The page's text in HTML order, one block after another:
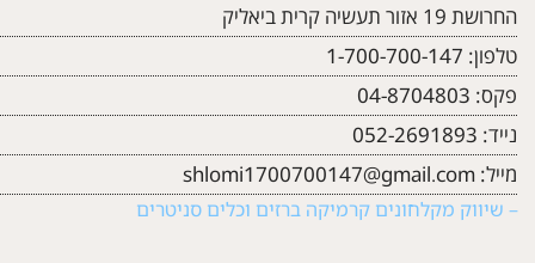
החרושת 19 אזור תעשיה קרית ביאליק
טלפון: 1-700-700-147
פקס: 04-8704803
נייד: 052-2691893
מייל: shlomi1700700147@gmail.com
– שיווק מקלחונים קרמיקה ברזים וכלים סניטרים